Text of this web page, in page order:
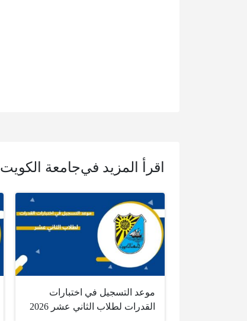
اقرأ المزيد فيجامعة الكويت
موعد التسجيل في اختبارات
القدرات لطلاب الثاني عشر 2026